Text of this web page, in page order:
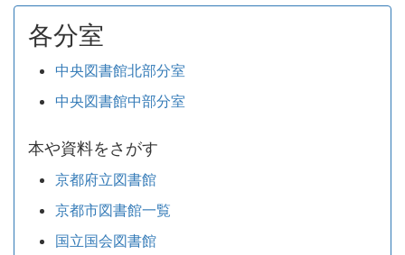
各分室
中央図書館北部分室
中央図書館中部分室
本や資料をさがす
京都府立図書館
京都市図書館一覧
国立国会図書館